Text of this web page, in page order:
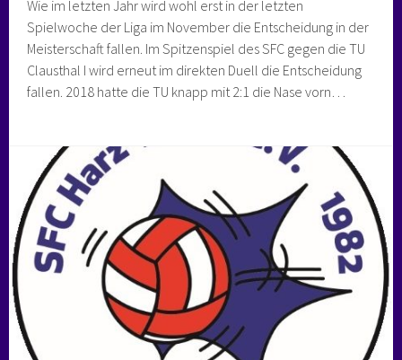
Wie im letzten Jahr wird wohl erst in der letzten
Spielwoche der Liga im November die Entscheidung in der
Meisterschaft fallen. Im Spitzenspiel des SFC gegen die TU
Clausthal I wird erneut im direkten Duell die Entscheidung
fallen. 2018 hatte die TU knapp mit 2:1 die Nase vorn…